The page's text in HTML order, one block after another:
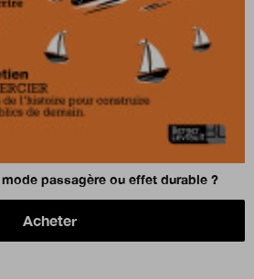
passagère ou effet durable ?
Acheter